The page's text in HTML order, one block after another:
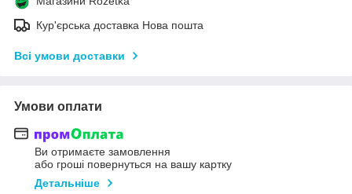
Кур'єрська доставка Нова пошта
Всі умови доставки
Умови оплати
Ви отримаєте замовлення
або гроші повернуться на вашу картку
Детальніше